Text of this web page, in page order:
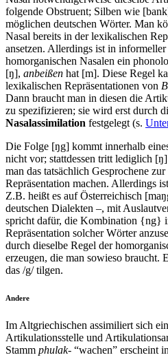
folgende Obstruent; Silben wie
möglichen deutschen Wörter. Man
Nasal bereits in der lexikalischen
ansetzen. Allerdings ist in
homorganischen Nasalen ein
[ŋ], anbeißen hat [m]. Diese Regel
lexikalischen Repräsentationen von
Dann braucht man in diesen die
zu spezifizieren; sie wird erst durch
Nasalassimilation festgelegt (s.
Die Folge [ŋg] kommt innerhalb
nicht vor; stattdessen tritt lediglich
man das tatsächlich Gesprochene
Repräsentation machen. Allerdings
Z.B. heißt es auf Österreichisch
deutschen Dialekten –, mit
spricht dafür, die Kombination {ng}
Repräsentation solcher Wörter
durch dieselbe Regel der
erzeugen, die man sowieso braucht.
das /g/ tilgen.
Andere
Im Altgriechischen assimiliert sich
Artikulationsstelle und
Stamm phulak- “wachen” erscheint